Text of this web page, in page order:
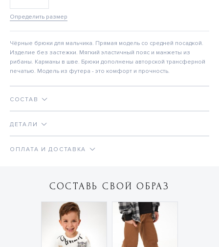
Определить размер
Чёрные брюки для мальчика. Прямая модель со средней посадкой.
Изделие без застежки. Мягкий эластичный пояс и манжеты из
рибаны. Карманы в шве. Брюки дополнены авторской трансферной
печатью. Модель из футера - это комфорт и прочность.
СОСТАВ
ДЕТАЛИ
ОПЛАТА И ДОСТАВКА
СОСТАВЬ СВОЙ ОБРАЗ